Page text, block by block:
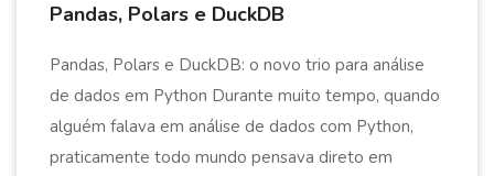
Pandas, Polars e DuckDB
Pandas, Polars e DuckDB: o novo trio para análise
de dados em Python Durante muito tempo, quando
alguém falava em análise de dados com Python,
praticamente todo mundo pensava direto em